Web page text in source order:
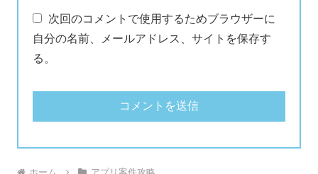
次回のコメントで使用するためブラウザーに
自分の名前、メールアドレス、サイトを保存す
る。